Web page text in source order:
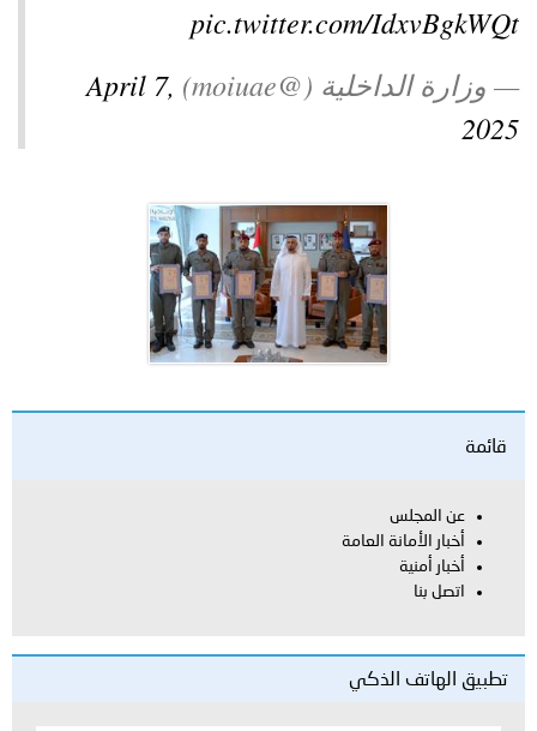
pic.twitter.com/IdxvBgkWQt
— وزارة الداخلية (@moiuae)
April 7,
2025
قائمة
عن المجلس
أخبار الأمانة العامة
أخبار أمنية
اتصل بنا
تطبيق الهاتف الذكي